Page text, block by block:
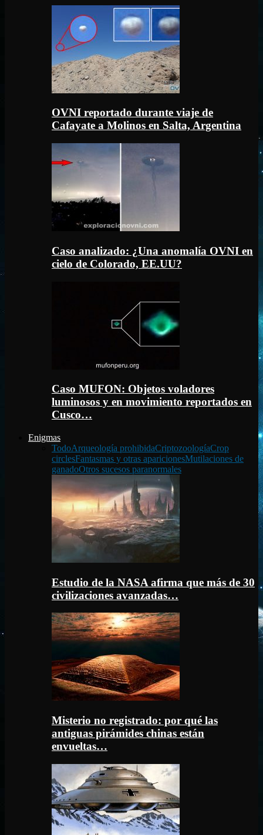
OVNI reportado durante viaje de
Cafayate a Molinos en Salta, Argentina
Caso analizado: ¿Una anomalía OVNI en
cielo de Colorado, EE.UU?
Caso MUFON: Objetos voladores
luminosos y en movimiento reportados en
Cusco…
Enigmas
TodoArqueología prohibidaCriptozoologíaCrop
circlesFantasmas y otras aparicionesMutilaciones de
ganadoOtros sucesos paranormales
Estudio de la NASA afirma que más de 30
civilizaciones avanzadas…
Misterio no registrado: por qué las
antiguas pirámides chinas están
envueltas…